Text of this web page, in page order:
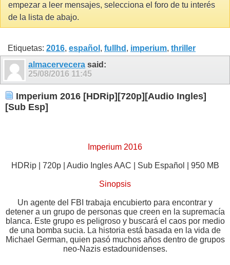
empezar a leer mensajes, selecciona el foro de tu interés
de la lista de abajo.
Etiquetas: 2016, español , fullhd , imperium, thriller
almacervecera said:
25/08/2016 11:45
Imperium 2016 [HDRip][720p][Audio Ingles]
[Sub Esp]
Imperium 2016
HDRip | 720p | Audio Ingles AAC | Sub Español | 950 MB
Sinopsis
Un agente del FBI trabaja encubierto para encontrar y
detener a un grupo de personas que creen en la supremacía
blanca. Este grupo es peligroso y buscará el caos por medio
de una bomba sucia. La historia está basada en la vida de
Michael German, quien pasó muchos años dentro de grupos
neo-Nazis estadounidenses.